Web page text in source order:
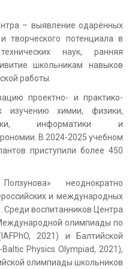
– выявление одарённых
творческого потенциала в
наук, ранняя
школьникам навыков
работы.
проектно- и практико-
изучению химии, физики,
информатики и
В 2024-2025 учебном
приступили более 450
неоднократно
и международных
Среди воспитанников Центра
олимпиады по
2021) и Балтийской
Physics Olympiad, 2021),
олимпиады школьников